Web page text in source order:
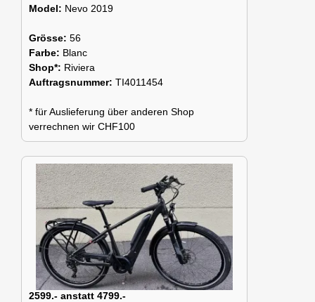
Model: Nevo 2019
Grösse: 56
Farbe: Blanc
Shop*: Riviera
Auftragsnummer: TI4011454
* für Auslieferung über anderen Shop
verrechnen wir CHF100
2599.- anstatt 4799.-